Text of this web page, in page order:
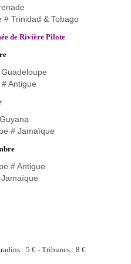
# Trinidad & Tobago
de Rivière Pilote
Antigue
# Jamaïque
# Antigue
: 5 € - Tribunes : 8 €